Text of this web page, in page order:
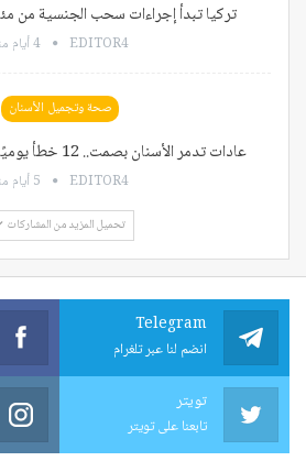
تركيا تبدأ إجراءات سحب الجنسية من
EDITOR4 4 أيام منذ
صحة وتجميل الأسنان
عادات تدمر الأسنان بصمت.. 12 خطأ يوميًا قد يكلفك ابتسامة…
EDITOR4 5 أيام منذ
تحميل المزيد من المشاركات
Telegram
انضم لنا عبر تلغرام
تويتر
تابعنا على تويتر